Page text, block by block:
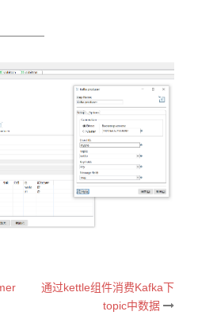
通过kettle组件消费Kafka下
topic中数据